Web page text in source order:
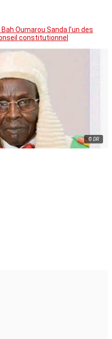
Oumarou Sanda l’un des
constitutionnel
© DR